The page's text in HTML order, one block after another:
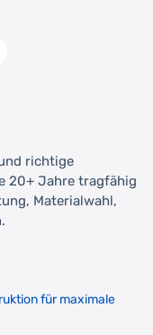
richtige
20+ Jahre tragfähig
Materialwahl,
für maximale